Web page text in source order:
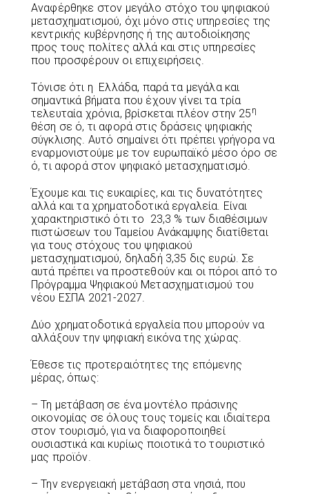
Αναφέρθηκε στον μεγάλο στόχο του ψηφιακού
μετασχηματισμού, όχι μόνο στις υπηρεσίες της
κεντρικής κυβέρνησης ή της αυτοδιοίκησης
προς τους πολίτες αλλά και στις υπηρεσίες
που προσφέρουν οι επιχειρήσεις.
Τόνισε ότι η Ελλάδα, παρά τα μεγάλα και
σημαντικά βήματα που έχουν γίνει τα τρία
τελευταία χρόνια, βρίσκεται πλέον στην 25 η
θέση σε ό, τι αφορά στις δράσεις ψηφιακής
σύγκλισης. Αυτό σημαίνει ότι πρέπει γρήγορα να
εναρμονιστούμε με τον ευρωπαϊκό μέσο όρο σε
ό, τι αφορά στον ψηφιακό μετασχηματισμό.
Έχουμε και τις ευκαιρίες, και τις δυνατότητες
αλλά και τα χρηματοδοτικά εργαλεία. Είναι
χαρακτηριστικό ότι το 23,3 % των διαθέσιμων
πιστώσεων του Ταμείου Ανάκαμψης διατίθεται
για τους στόχους του ψηφιακού
μετασχηματισμού, δηλαδή 3,35 δις ευρώ. Σε
αυτά πρέπει να προστεθούν και οι πόροι από το
Πρόγραμμα Ψηφιακού Μετασχηματισμού του
νέου ΕΣΠΑ 2021-2027.
Δύο χρηματοδοτικά εργαλεία που μπορούν να
αλλάξουν την ψηφιακή εικόνα της χώρας.
Έθεσε τις προτεραιότητες της επόμενης
μέρας, όπως:
– Τη μετάβαση σε ένα μοντέλο πράσινης
οικονομίας σε όλους τους τομείς και ιδιαίτερα
στον τουρισμό, για να διαφοροποιηθεί
ουσιαστικά και κυρίως ποιοτικά το τουριστικό
μας προϊόν.
– Την ενεργειακή μετάβαση στα νησιά, που